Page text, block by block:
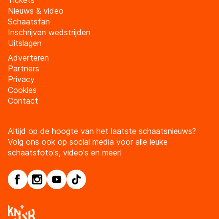
Nieuws & video
Schaatsfan
Inschrijven wedstrijden
Uitslagen
Adverteren
Partners
Privacy
Cookies
Contact
Altijd op de hoogte van het laatste schaatsnieuws?
Volg ons ook op social media voor alle leuke
schaatsfoto's, video's en meer!